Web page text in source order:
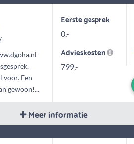
voor. Een
gewoon!...
Eerste gesprek
0,-
Advieskosten
799,-
Meer informatie